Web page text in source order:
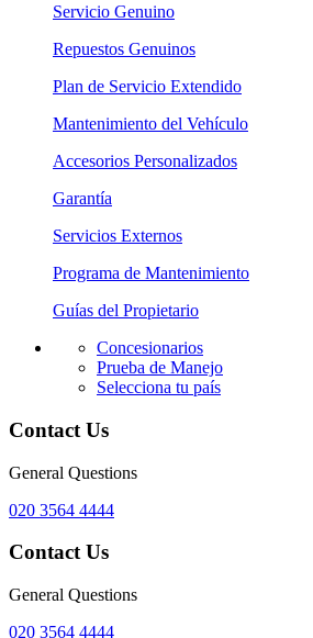
Servicio Genuino
Repuestos Genuinos
Plan de Servicio Extendido
Mantenimiento del Vehículo
Accesorios Personalizados
Garantía
Servicios Externos
Programa de Mantenimiento
Guías del Propietario
Concesionarios
Prueba de Manejo
Selecciona tu país
Contact Us
General Questions
020 3564 4444
Contact Us
General Questions
020 3564 4444